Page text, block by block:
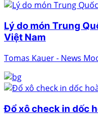
Lý do món Trung
Việt Nam
Tomas Kauer - News
Đổ xô check in dốc